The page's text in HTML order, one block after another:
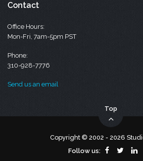
Contact
Office Hours:
Mon-Fri, 7am-5pm PST
Phone:
310-928-7776
Send us an email
Top
Copyright © 2002 - 2026
Follow us: